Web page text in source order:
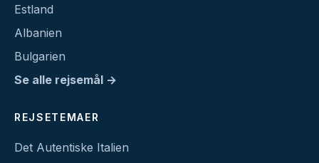
Estland
Albanien
Bulgarien
Se alle rejsemål →
REJSETEMAER
Det Autentiske Italien